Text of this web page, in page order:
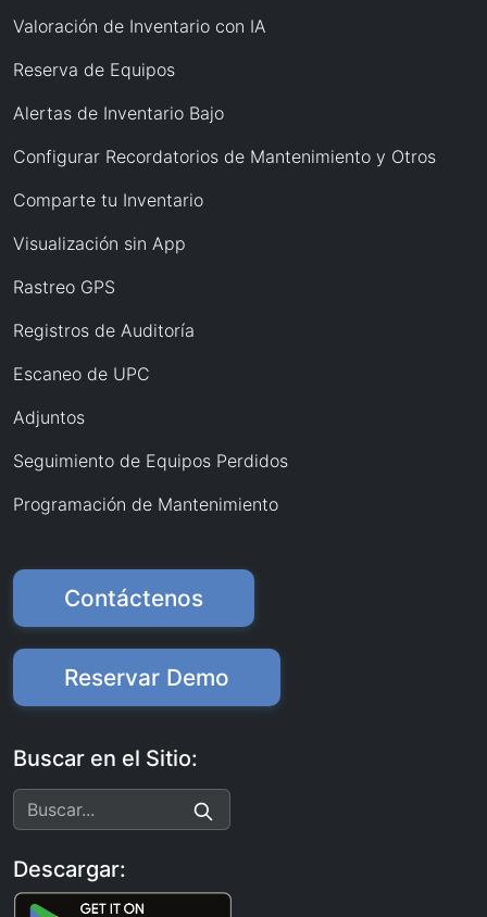
Valoración de Inventario con IA
Reserva de Equipos
Alertas de Inventario Bajo
Configurar Recordatorios de Mantenimiento y Otros
Comparte tu Inventario
Visualización sin App
Rastreo GPS
Registros de Auditoría
Escaneo de UPC
Adjuntos
Seguimiento de Equipos Perdidos
Programación de Mantenimiento
Contáctenos
Reservar Demo
Buscar en el Sitio:
Descargar: